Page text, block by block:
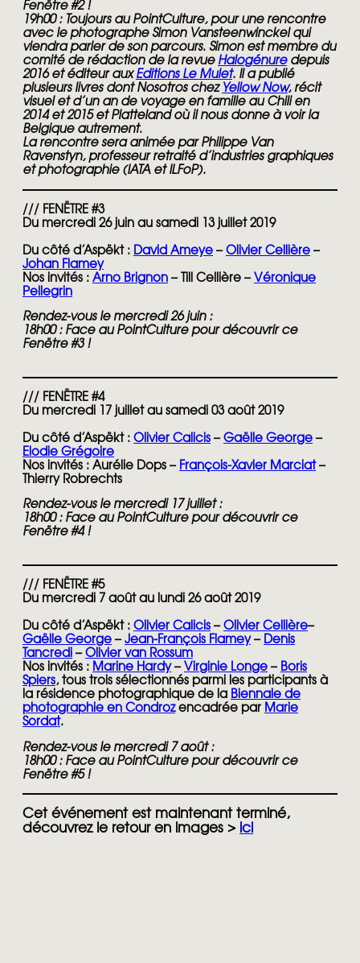
Fenëtre #2 !
19h00 : Toujours au PointCulture, pour une rencontre
avec le photographe Simon Vansteenwinckel qui
viendra parler de son parcours. Simon est membre du
comité de rédaction de la revue Halogénuredepuis
2016 et éditeur auxEditions Le Mulet. Il a publié
plusieurs livres dont Nosotros chez Yellow Now, récit
visuel et d’un an de voyage en famille au Chili en
2014 et 2015 et Platteland où il nous donne à voir la
Belgique autrement.
La rencontre sera animée par Philippe Van
Ravenstyn, professeur retraité d’industries graphiques
et photographie (IATA et ILFoP).
/// FENËTRE #3
Du mercredi 26 juin au samedi 13 juillet 2019
Du côté d’Aspëkt : David Ameye – Olivier Cellière –
Johan Flamey
Nos invités : Arno Brignon – Till Cellière – Véronique
Pellegrin
Rendez-vous le mercredi 26 juin :
18h00 :Face au PointCulture pour découvrir ce
Fenëtre #3 !
/// FENËTRE #4
Du mercredi 17 juillet au samedi 03 août 2019
Du côté d’Aspëkt : Olivier Calicis – Gaëlle George –
Elodie Grégoire
Nos invités : Aurélie Dops – François-Xavier Marciat–
Thierry Robrechts
Rendez-vous le mercredi 17 juillet :
18h00 :Face au PointCulture pour découvrir ce
Fenëtre #4 !
/// FENËTRE #5
Du mercredi 7 août au lundi 26 août 2019
Du côté d’Aspëkt : Olivier Calicis – Olivier Cellière–
Gaëlle George – Jean-François Flamey– Denis
Tancredi – Olivier van Rossum
Nos invités : Marine Hardy– Virginie Longe – Boris
Spiers, tous trois sélectionnés parmi les participants à
la résidence photographique de la Biennale de
photographie en Condrozencadrée par Marie
Sordat.
Rendez-vous le mercredi 7 août :
18h00 :Face au PointCulture pour découvrir ce
Fenëtre #5 !
Cet événement est maintenant terminé,
découvrez le retour en images > ici